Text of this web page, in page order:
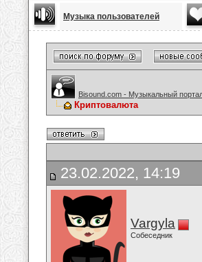
Музыка пользователей
Bisound.com - Музыкальный
Криптовалюта
23.02.2022, 14:19
Vargyla
Собеседник